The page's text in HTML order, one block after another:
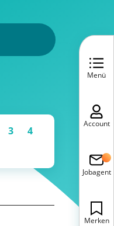
3
4
Menü
Account
Jobagent
Merken